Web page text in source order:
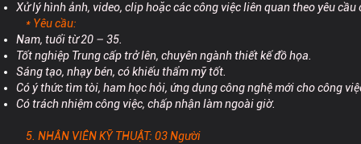
Xử lý hình ảnh, video, clip hoặc các công việc liên quan theo yêu cầu
* Yêu cầu:
Nam, tuổi từ 20 – 35.
Tốt nghiệp Trung cấp trở lên, chuyên ngành thiết kế đồ họa.
Sáng tạo, nhạy bén, có khiếu thẩm mỹ tốt.
Có ý thức tìm tòi, ham học hỏi, ứng dụng công nghệ mới cho công
Có trách nhiệm công việc, chấp nhận làm ngoài giờ.
5. NHÂN VIÊN KỸ THUẬT: 03 Người